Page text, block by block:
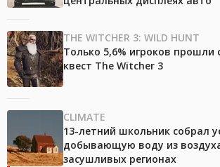
THE WITCHER 3: WILD HUNT
Только 5,6% игроков прошли
квест The Witcher 3
CLIMATE
13-летний школьник собрал
добывающую воду из
засушливых регионах